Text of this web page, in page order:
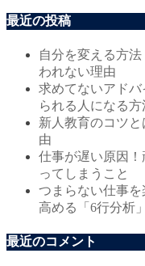
最近の投稿
自分を変える方
われない理由
求めてないアド
られる人になる方
新人教育のコツ
由
仕事が遅い原因
ってしまうこと
つまらない仕事
高める「6行分析
最近のコメント